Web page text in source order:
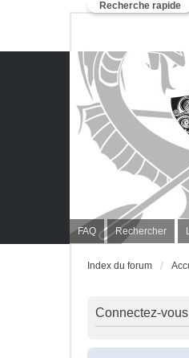
FAQ Rechercher
Recherche rapide
Index du forum
Connectez-